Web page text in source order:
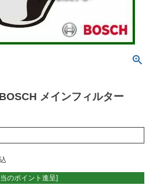
BOSCH メインフィルター
のポイント進呈]